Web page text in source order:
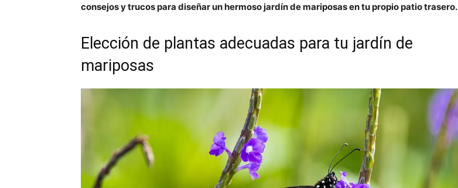
consejos y trucos para diseñar un hermoso jardín de mariposas en tu propio patio trasero.
Elección de plantas adecuadas para tu jardín de
mariposas